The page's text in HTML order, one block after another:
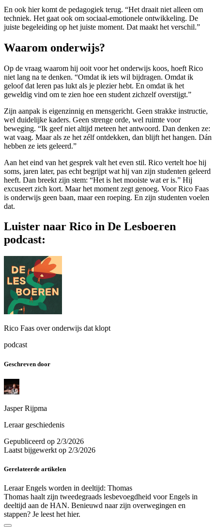
En ook hier komt de pedagogiek terug. “Het draait niet alleen om
techniek. Het gaat ook om sociaal-emotionele ontwikkeling. De
juiste begeleiding op het juiste moment. Dat maakt het verschil.”
Waarom onderwijs?
Op de vraag waarom hij ooit voor het onderwijs koos, hoeft Rico
niet lang na te denken. “Omdat ik iets wil bijdragen. Omdat ik
geloof dat leren pas lukt als je plezier hebt. En omdat ik het
geweldig vind om te zien hoe een student zichzelf overstijgt.”
Zijn aanpak is eigenzinnig en mensgericht. Geen strakke instructie,
wel duidelijke kaders. Geen strenge orde, wel ruimte voor
beweging. “Ik geef niet altijd meteen het antwoord. Dan denken ze:
wat vaag. Maar als ze het zélf ontdekken, dan blijft het hangen. Dán
hebben ze iets geleerd.”
Aan het eind van het gesprek valt het even stil. Rico vertelt hoe hij
soms, jaren later, pas echt begrijpt wat hij van zijn studenten geleerd
heeft. Dan breekt zijn stem: “Het is het mooiste wat er is.” Hij
excuseert zich kort. Maar het moment zegt genoeg. Voor Rico Faas
is onderwijs geen baan, maar een roeping. En zijn studenten voelen
dat.
Luister naar Rico in De Lesboeren
podcast:
Rico Faas over onderwijs dat klopt
podcast
Geschreven door
Jasper Rijpma
Leraar geschiedenis
Gepubliceerd op 2/3/2026
Laatst bijgewerkt op 2/3/2026
Gerelateerde artikelen
Leraar Engels worden in deeltijd: Thomas
Thomas haalt zijn tweedegraads lesbevoegdheid voor Engels in
deeltijd aan de HAN. Benieuwd naar zijn overwegingen en
stappen? Je leest het hier.